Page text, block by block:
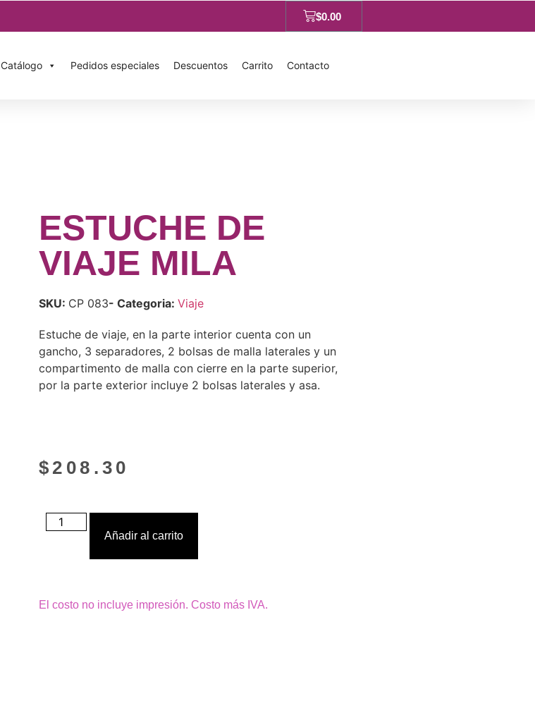
$0.00
Catálogo Pedidos especiales Descuentos Carrito Contacto
ESTUCHE DE
VIAJE MILA
SKU: CP 083- Categoria: Viaje
Estuche de viaje, en la parte interior cuenta con un
gancho, 3 separadores, 2 bolsas de malla laterales y un
compartimento de malla con cierre en la parte superior,
por la parte exterior incluye 2 bolsas laterales y asa.
$ 208.30
Añadir al carrito
El costo no incluye impresión. Costo más IVA.